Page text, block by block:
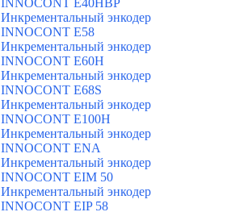
INNOCONT E40HBP
Инкрементальный энкодер
INNOCONT E58
Инкрементальный энкодер
INNOCONT E60H
Инкрементальный энкодер
INNOCONT E68S
Инкрементальный энкодер
INNOCONT E100H
Инкрементальный энкодер
INNOCONT ENA
Инкрементальный энкодер
INNOCONT EIM 50
Инкрементальный энкодер
INNOCONT EIP 58